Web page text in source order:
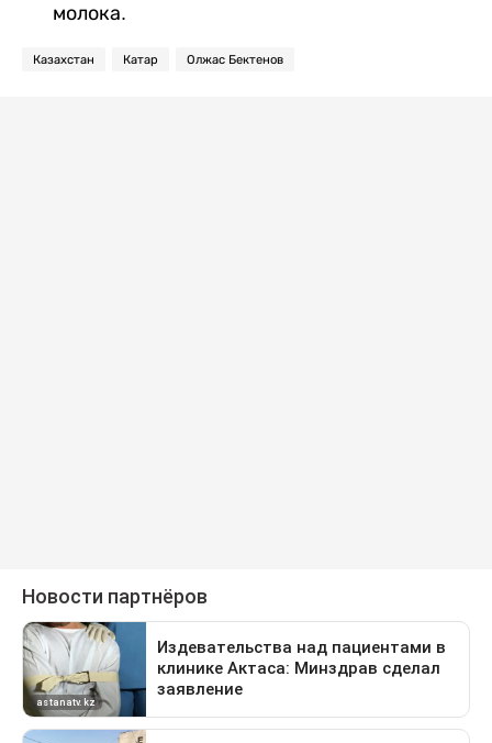
молока.
Казахстан Катар Олжас Бектенов